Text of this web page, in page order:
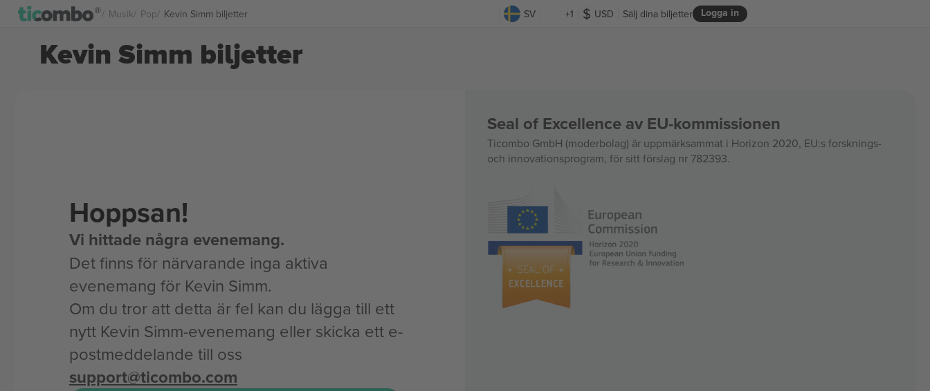
Musik Pop Kevin Simm biljetter SV +1 USD Logga in
Sälj dina biljetter
Kevin Simm biljetter
Hoppsan!
Vi hittade några evenemang.
Det finns för närvarande inga aktiva
evenemang för Kevin Simm.
Om du tror att detta är fel kan du lägga till ett
nytt Kevin Simm-evenemang eller skicka ett e-
postmeddelande till oss
support@ticombo.com
Seal of Excellence av EU-kommissionen
Ticombo GmbH (moderbolag) är uppmärksammat i Horizon 2020, EU:s forsknings-
och innovationsprogram, för sitt förslag nr 782393.